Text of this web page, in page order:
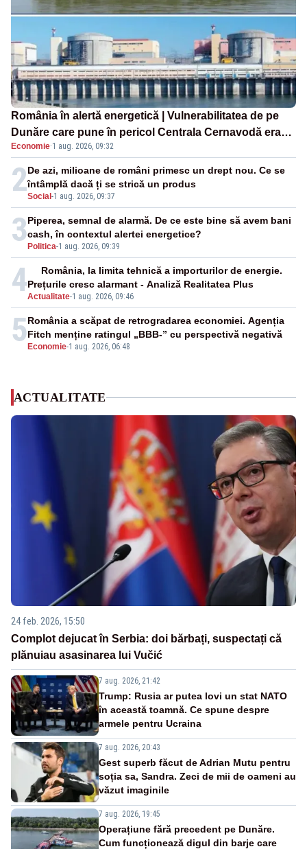
România în alertă energetică | Vulnerabilitatea de pe
Dunăre care pune în pericol Centrala Cernavodă era
cunoscută de pe vremea lui Ceaușescu
Economie·1 aug. 2026, 09:32
2Social -1 aug. 2026, 09:37
De azi, milioane de români primesc un drept nou. Ce se
întâmplă dacă ți se strică un produs
3 Politica-1 aug. 2026, 09:39
Piperea, semnal de alarmă. De ce este bine să avem bani
cash, în contextul alertei energetice?
4Actualitate-1 aug. 2026, 09:46
România, la limita tehnică a importurilor de energie.
Prețurile cresc alarmant - Analiză Realitatea Plus
5 Economie-1 aug. 2026, 06:48
România a scăpat de retrogradarea economiei. Agenția
Fitch menține ratingul „BBB-” cu perspectivă negativă
ACTUALITATE
24 feb. 2026, 15:50
Complot dejucat în Serbia: doi bărbați, suspectați că
plănuiau asasinarea lui Vučić
7 aug. 2026, 21:42
Trump: Rusia ar putea lovi un stat NATO
în această toamnă. Ce spune despre
armele pentru Ucraina
7 aug. 2026, 20:43
Gest superb făcut de Adrian Mutu pentru
soția sa, Sandra. Zeci de mii de oameni au
văzut imaginile
7 aug. 2026, 19:45
Operațiune fără precedent pe Dunăre.
Cum funcționează digul din barje care